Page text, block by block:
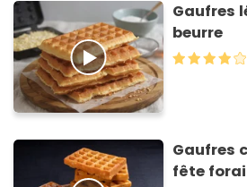
Gaufres
beurre
Gaufres
fête